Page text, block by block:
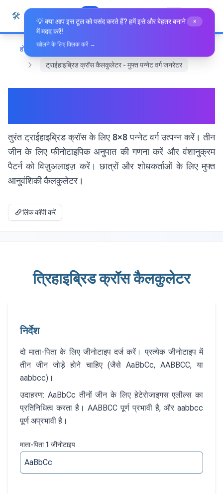
सामग्री पर जाएं
🛠️ Whiz Tools सभी उपकरण हिन्दी
होम
विशेष उपकरण
ट्राईहाइब्रिड क्रॉस कैलकुलेटर - मुफ्त पन्नेट वर्ग जनरेटर
तुरंत ट्राईहाइब्रिड क्रॉस के लिए 8×8 पन्नेट वर्ग उत्पन्न करें। तीन
जीन के लिए फीनोटाइपिक अनुपात की गणना करें और वंशानुक्रम
पैटर्न को विज़ुअलाइज़ करें। छात्रों और शोधकर्ताओं के लिए मुफ्त
आनुवंशिकी कैलकुलेटर।
लिंक कॉपी करें
त्रिहाइब्रिड क्रॉस कैलकुलेटर
निर्देश
दो माता-पिता के लिए जीनोटाइप दर्ज करें। प्रत्येक जीनोटाइप में
तीन जीन जोड़े होने चाहिए (जैसे AaBbCc, AABBCC, या
aabbcc)।
उदाहरण: AaBbCc तीनों जीन के लिए हेटेरोजाइगस एलील्स का
प्रतिनिधित्व करता है। AABBCC पूर्ण प्रभावी है, और aabbcc
पूर्ण अप्रभावी है।
माता-पिता 1 जीनोटाइप
💡 क्या आप इस टूल को पसंद करते हैं? हमें इसे और बेहतर बनाने
में मदद करें!
×
खोलने के लिए क्लिक करें →